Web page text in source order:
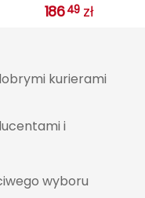
18649 zł
kurierami
i
wyboru